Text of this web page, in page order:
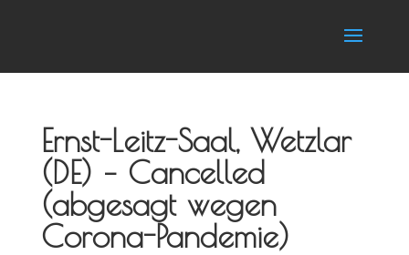
Ernst-Leitz-Saal, Wetzlar
(DE) – Cancelled
(abgesagt wegen
Corona-Pandemie)